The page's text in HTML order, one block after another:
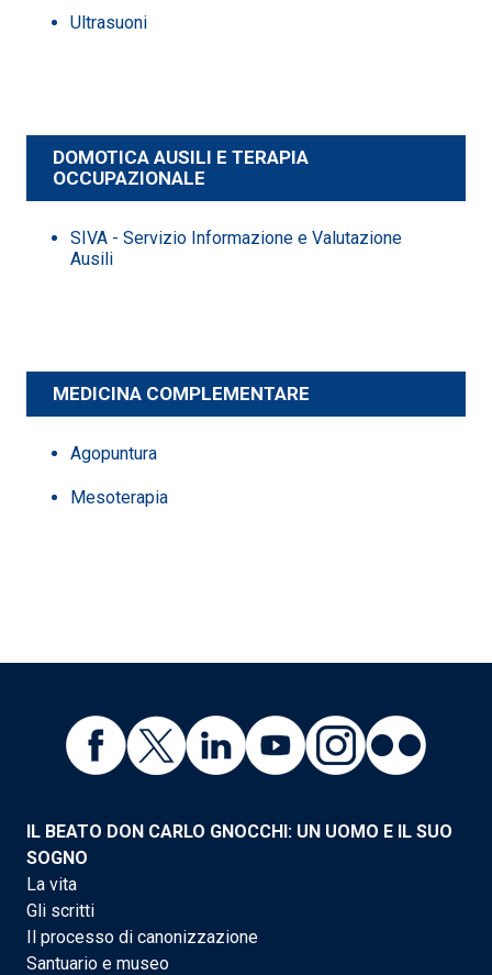
Ultrasuoni
DOMOTICA AUSILI E TERAPIA
OCCUPAZIONALE
SIVA - Servizio Informazione e Valutazione
Ausili
MEDICINA COMPLEMENTARE
Agopuntura
Mesoterapia
IL BEATO DON CARLO GNOCCHI: UN UOMO E IL SUO
SOGNO
La vita
Gli scritti
Il processo di canonizzazione
Santuario e museo